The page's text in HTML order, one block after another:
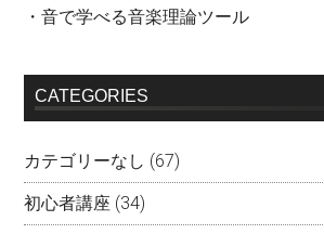
・音で学べる音楽理論ツール
CATEGORIES
カテゴリーなし (67)
初心者講座 (34)